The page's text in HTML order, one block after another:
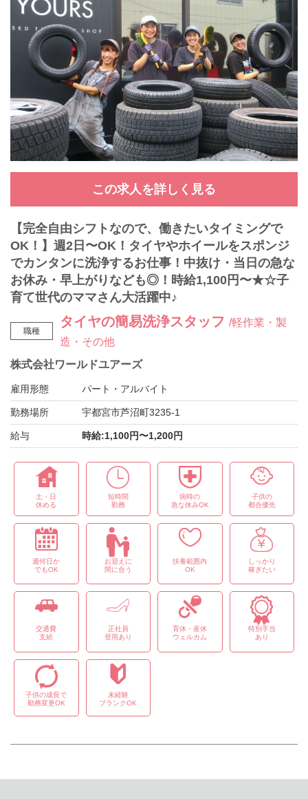
この求人を詳しく見る
【完全自由シフトなので、働きたいタイミングで
OK！】週2日〜OK！タイヤやホイールをスポンジ
でカンタンに洗浄するお仕事！中抜け・当日の急な
お休み・早上がりなども◎！時給1,100円〜★☆子
育て世代のママさん大活躍中♪
職種
タイヤの簡易洗浄スタッフ /軽作業・製
造・その他
株式会社ワールドユアーズ
雇用形態 パート・アルバイト
勤務場所 宇都宮市芦沼町3235-1
給与 時給:1,100円〜1,200円
土・日
休める
短時間
勤務
病時の
急な休みOK
子供の
都合優先
週何日か
でもOK
お迎えに
間に合う
扶養範囲内
OK
しっかり
稼ぎたい
交通費
支給
正社員
登用あり
育休・産休
ウェルカム
特別手当
あり
子供の成長で
勤務変更OK
未経験
ブランクOK